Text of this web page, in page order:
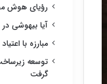
رؤیای هوش
آیا بیهوشی
مبارزه با
گرفت